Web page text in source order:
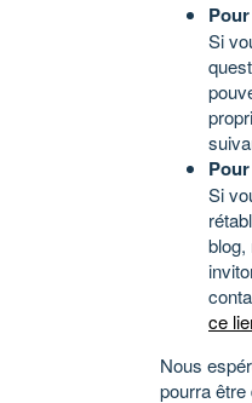
Si
Si
blog,
ce
Nous
pourra